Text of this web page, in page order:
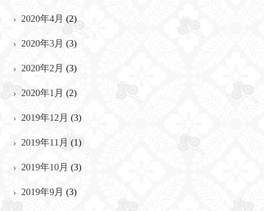
2020年4月 (2)
2020年3月 (3)
2020年2月 (3)
2020年1月 (2)
2019年12月 (3)
2019年11月 (1)
2019年10月 (3)
2019年9月 (3)